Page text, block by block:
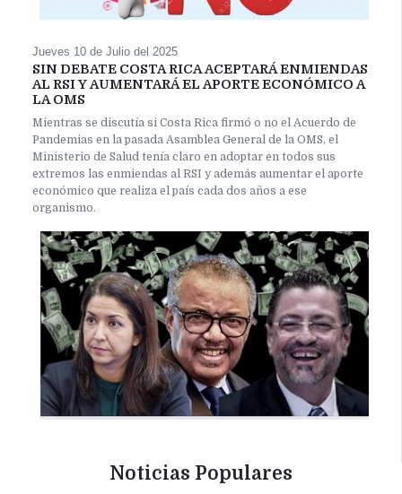
Jueves 10 de Julio del 2025
SIN DEBATE COSTA RICA ACEPTARÁ ENMIENDAS
AL RSI Y AUMENTARÁ EL APORTE ECONÓMICO A
LA OMS
Mientras se discutía si Costa Rica firmó o no el Acuerdo de
Pandemias en la pasada Asamblea General de la OMS, el
Ministerio de Salud tenía claro en adoptar en todos sus
extremos las enmiendas al RSI y además aumentar el aporte
económico que realiza el país cada dos años a ese
organismo.
Noticias Populares